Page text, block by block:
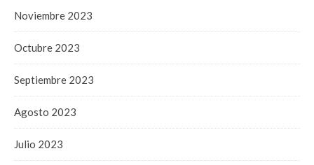
Noviembre 2023
Octubre 2023
Septiembre 2023
Agosto 2023
Julio 2023